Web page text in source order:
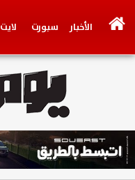
الأخبار سبورت لايت
وجهات نظر